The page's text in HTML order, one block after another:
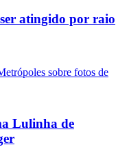
atingido por raio
Lulinha de